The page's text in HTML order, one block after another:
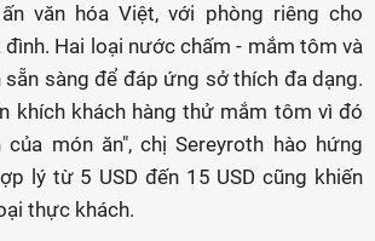
văn hóa Việt, với phòng riêng cho
đình. Hai loại nước chấm - mắm tôm và
sàng để đáp ứng sở thích đa dạng.
khích khách hàng thử mắm tôm vì đó
món ăn", chị Sereyroth hào hứng
lý từ 5 USD đến 15 USD cũng khiến
thực khách.